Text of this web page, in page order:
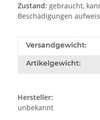
Zustand: gebraucht,
Beschädigungen
Versandgewicht:
Artikelgewicht:
Hersteller:
unbekannt